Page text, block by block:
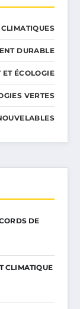
DURABLE
ÉCOLOGIE
VERTES
DE
CLIMATIQUE